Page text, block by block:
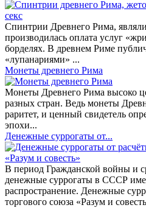
Спинтрии Древнего Рима,
производилась оплата услуг
борделях. В древнем Риме
«лупанариями» ...
Монеты древнего Рима
Монеты Древнего Рима высоко
разных стран. Ведь монеты
раритет, и ценный свидетель
эпохи...
Денежные суррогаты от...
В период Гражданской войны и
денежные суррогаты в СССР
распространение. Денежные
торгового союза «Разум и